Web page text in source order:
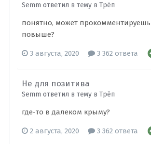
Semm ответил в тему в Трёп
понятно, может прокомментируешь
повыше?
3 августа, 2020 3 362 ответа
Не для позитива
Semm ответил в тему в Трёп
где-то в далеком крыму?
2 августа, 2020 3 362 ответа